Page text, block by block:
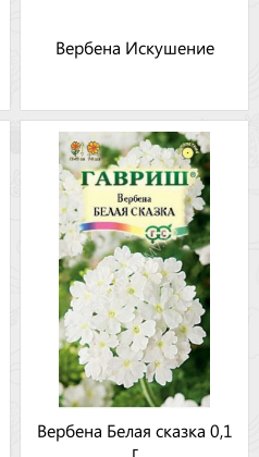
Вербена Искушение
Вербена Белая сказка 0,1
г